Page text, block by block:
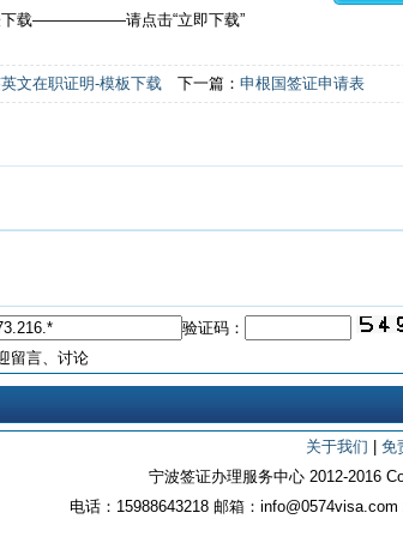
下载——————请点击“立即下载”
文在职证明-模板下载 下一篇： 申根国签证申请表
验证码：
留言、讨论
关于我们 免
宁波签证办理服务中心 2012-2016
电话：15988643218 邮箱：